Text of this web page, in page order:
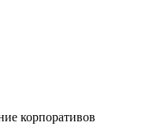
корпоративов